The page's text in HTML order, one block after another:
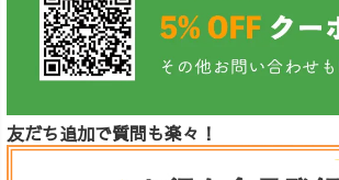
友だち追加で質問も楽々！